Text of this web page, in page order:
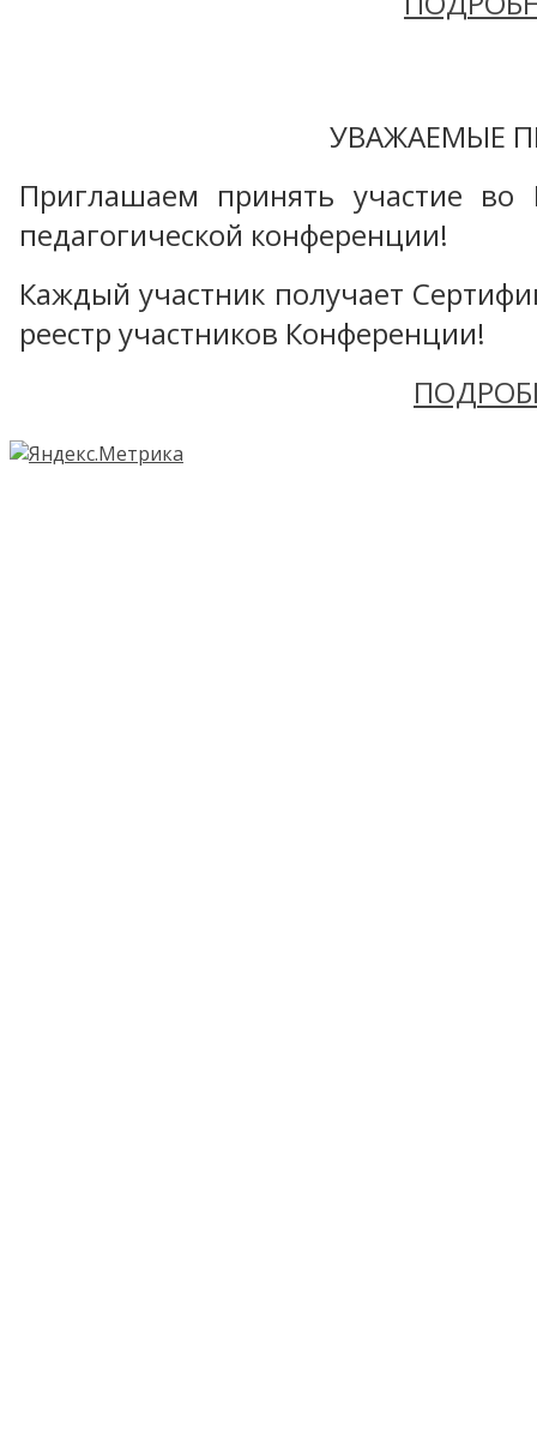
УВАЖАЕМЫЕ
Приглашаем принять участие во
педагогической конференции!
Каждый участник получает
реестр участников Конференции!